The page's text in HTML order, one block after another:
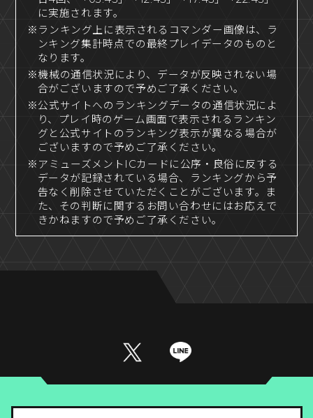
に実施されます。
※ランキング上に表示されるコマンダー画像は、ラ
ンキング集計時点での最終プレイデータのものと
なります。
※機械の通信状況により、データが反映されない場
合がございますので予めご了承ください。
※公式サイトへのランキングデータの通信状況によ
り、プレイ時のゲーム画面で表示されるランキン
グと公式サイトのランキング表示が異なる場合が
ございますので予めご了承ください。
※アミューズメントICカードに公序・良俗に反する
データが記録されている場合、ランキングから予
告なく削除させていただくことがございます。ま
た、その判断に関するお問い合わせにはお応えで
きかねますので予めご了承ください。